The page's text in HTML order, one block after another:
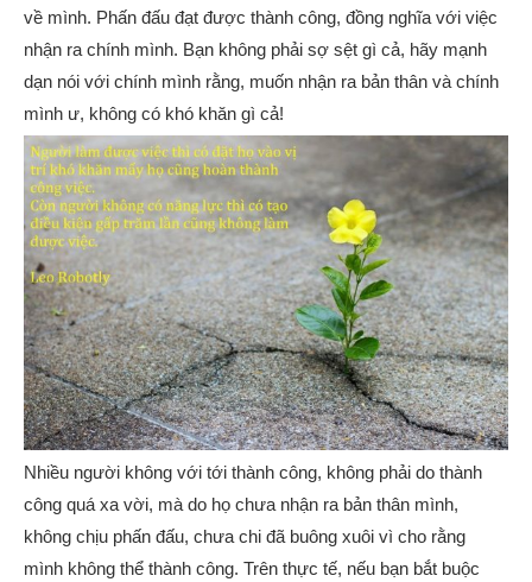
về mình. Phấn đấu đạt được thành công, đồng nghĩa với việc
nhận ra chính mình. Bạn không phải sợ sệt gì cả, hãy mạnh
dạn nói với chính mình rằng, muốn nhận ra bản thân và chính
mình ư, không có khó khăn gì cả!
Nhiều người không với tới thành công, không phải do thành
công quá xa vời, mà do họ chưa nhận ra bản thân mình,
không chịu phấn đấu, chưa chi đã buông xuôi vì cho rằng
mình không thể thành công. Trên thực tế, nếu bạn bắt buộc